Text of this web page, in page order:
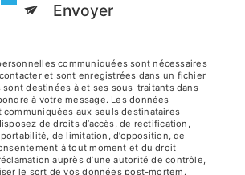
Envoyer
communiquées sont nécessaires
et sont enregistrées dans un fichier
sont destinées à et ses sous-traitants dans
à votre message. Les données
aux seuls destinataires
de droits d’accès, de rectification,
de limitation, d’opposition, de
à tout moment et du droit
auprès d’une autorité de contrôle,
le sort de vos données post-mortem.